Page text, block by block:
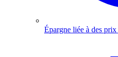
Épargne liée à des prix